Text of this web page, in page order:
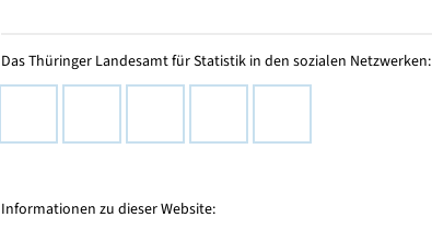
Das Thüringer Landesamt für Statistik in den sozialen Netzwerken:
Informationen zu dieser Website: